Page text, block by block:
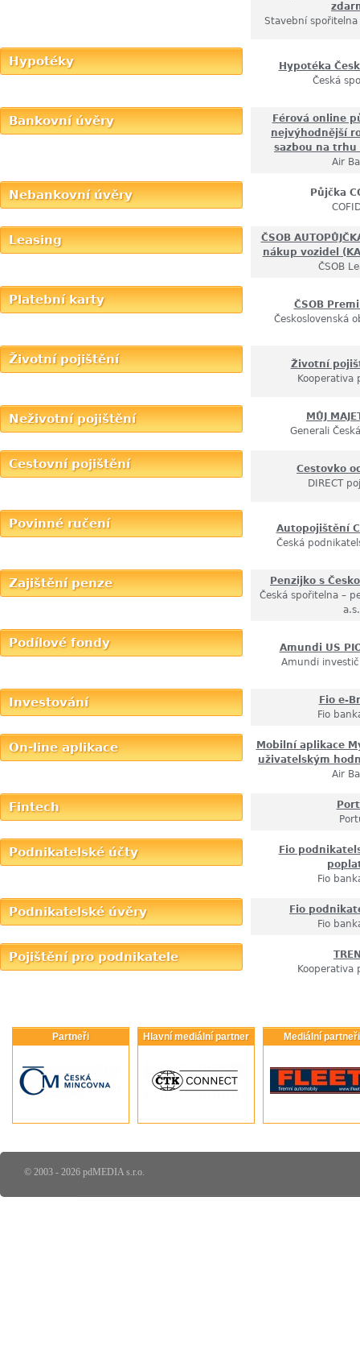
Stavební spořitelna
Hypotéky
Hypotéka
Česká
Bankovní úvěry
Férová online
nejvýhodnější
sazbou na trhu
Air
Nebankovní úvěry
Půjčka
Leasing
ČSOB
nákup vozidel
ČSOB
Platební karty
ČSOB
Československá
Životní pojištění
Životní
Kooperativa
Neživotní pojištění
MŮJ
Generali
Cestovní pojištění
Cestovko
DIRECT
Povinné ručení
Autopojištění
Česká
Zajištění penze
Penzijko s
Česká spořitelna –
a.s.
Podílové fondy
Amundi US
Amundi
Investování
Fio e-
Fio
On-line aplikace
Mobilní aplikace
uživatelským
Air
Fintech
Podnikatelské účty
Fio
Fio
Podnikatelské úvěry
Fio
Fio
Pojištění pro podnikatele
Kooperativa
Partneři Hlavní mediální partner Mediální partneři
© 2003 - 2026 pdMEDIA s.r.o.